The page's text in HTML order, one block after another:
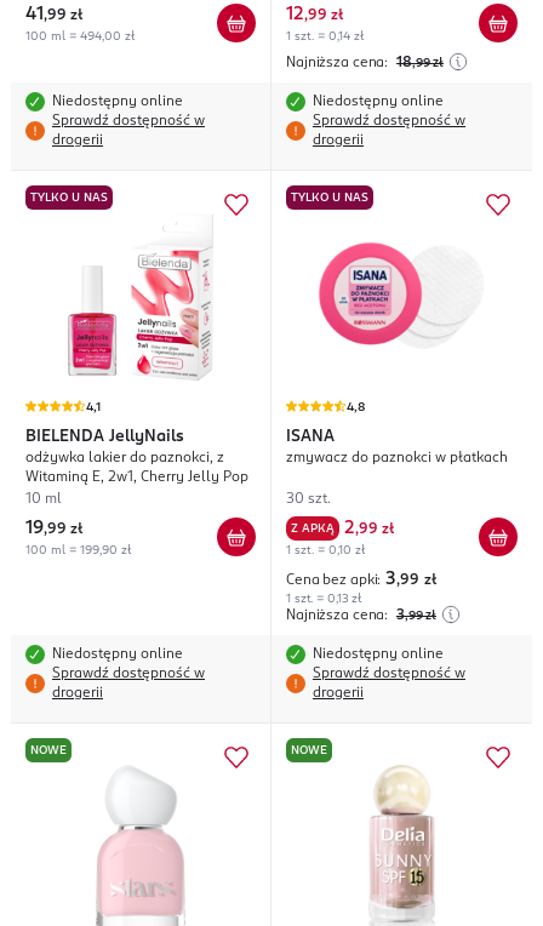
41 ,99 zł
100 ml = 494,00 zł
Niedostępny online
Sprawdź dostępność w
drogerii
12,99 zł
1 szt. = 0,14 zł
Najniższa cena: 18,99 zł
Niedostępny online
Sprawdź dostępność w
drogerii
TYLKO U NAS
4,1
BIELENDA JellyNails
odżywka lakier do paznokci, z
Witaminą E, 2w1, Cherry Jelly Pop
10 ml
19,99 zł
100 ml = 199,90 zł
Niedostępny online
Sprawdź dostępność w
drogerii
TYLKO U NAS
4,8
ISANA
zmywacz do paznokci w płatkach
30 szt.
Z APKĄ 2,99 zł
1 szt. = 0,10 zł
Cena bez apki: 3,99 zł
1 szt. = 0,13 zł
Najniższa cena: 3,99 zł
Niedostępny online
Sprawdź dostępność w
drogerii
NOWE NOWE